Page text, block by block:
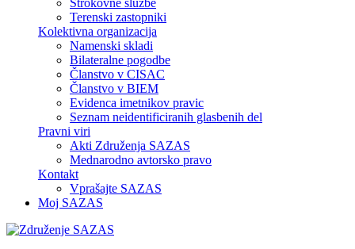
Strokovne službe
Terenski zastopniki
Kolektivna organizacija
Namenski skladi
Bilateralne pogodbe
Članstvo v CISAC
Članstvo v BIEM
Evidenca imetnikov pravic
Seznam neidentificiranih glasbenih del
Pravni viri
Akti Združenja SAZAS
Mednarodno avtorsko pravo
Kontakt
Vprašajte SAZAS
Moj SAZAS